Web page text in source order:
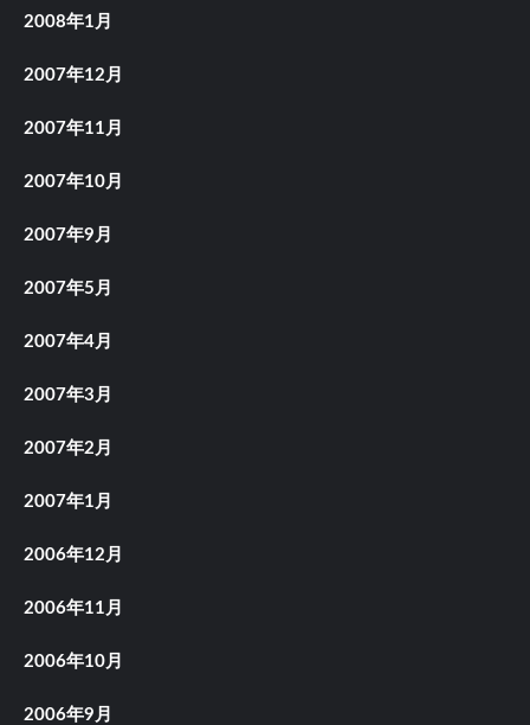
2008年1月
2007年12月
2007年11月
2007年10月
2007年9月
2007年5月
2007年4月
2007年3月
2007年2月
2007年1月
2006年12月
2006年11月
2006年10月
2006年9月